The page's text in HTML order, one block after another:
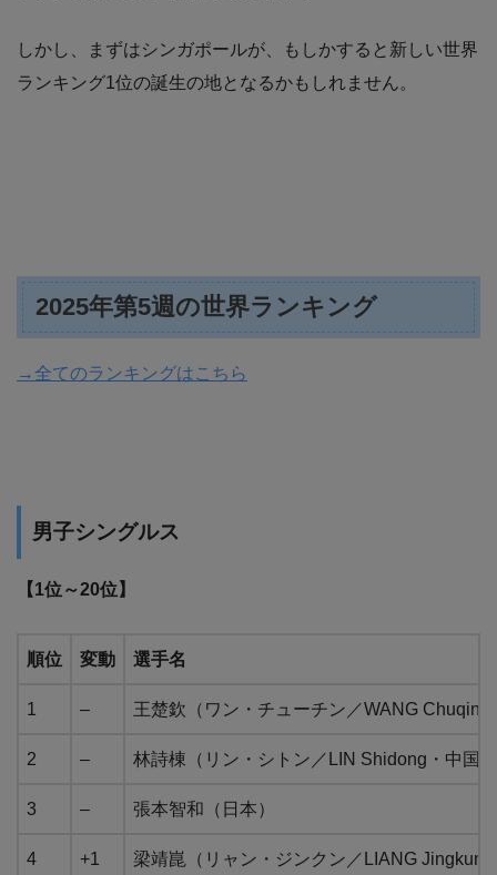
しかし、まずはシンガポールが、もしかすると新しい世界
ランキング1位の誕生の地となるかもしれません。
2025年第5週の世界ランキング
→全てのランキングはこちら
男子シングルス
【1位～20位】
順位 変動 選手名
1 – 王楚欽（ワン・チューチン／WANG Chuqin
2 – 林詩棟（リン・シトン／LIN Shidong・中国）
3 – 張本智和（日本）
4 +1 梁靖崑（リャン・ジンクン／LIANG Jingkun